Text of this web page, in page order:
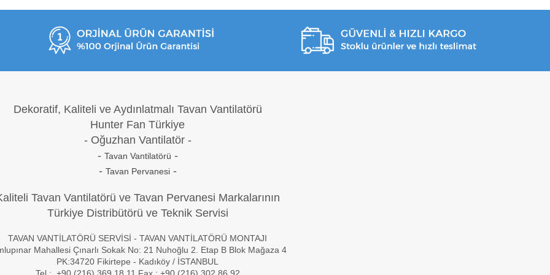
Dekoratif, Kaliteli ve Aydınlatmalı Tavan Vantilatörü
Hunter Fan Türkiye
- Oğuzhan Vantilatör -
- Tavan Vantilatörü -
- Tavan Pervanesi-
Tavan Vantilatörü ve Tavan Pervanesi Markalarının
Türkiye Distribütörü ve Teknik Servisi
TAVAN VANTİLATÖRÜ SERVİSİ - TAVAN VANTİLATÖRÜ MONTAJI
Mahallesi Çınarlı Sokak No: 21 Nuhoğlu 2. Etap B Blok Mağaza 4
PK:34720 Fikirtepe - Kadıköy / İSTANBUL